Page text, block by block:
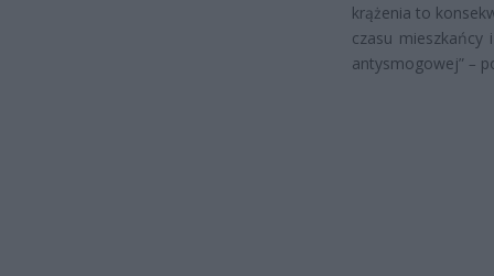
krążenia to
czasu mieszkańcy
antysmogowej” –